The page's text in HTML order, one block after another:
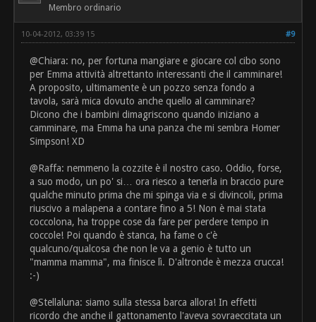
Membro ordinario
#9
10-04-2012, 03:39 15
@Chiara: no, per fortuna mangiare e giocare col cibo sono
per Emma attività altrettanto interessanti che il camminare!
A proposito, ultimamente è un pozzo senza fondo a
tavola, sarà mica dovuto anche quello al camminare?
Dicono che i bambini dimagriscono quando iniziano a
camminare, ma Emma ha una panza che mi sembra Homer
Simpson! XD
@Raffa: nemmeno la cozzite è il nostro caso. Oddio, forse,
a suo modo, un po' si… ora riesco a tenerla in braccio pure
qualche minuto prima che mi spinga via e si divincoli, prima
riuscivo a malapena a contare fino a 5! Non è mai stata
coccolona, ha troppe cose da fare per perdere tempo in
coccole! Poi quando è stanca, ha fame o c'è
qualcuno/qualcosa che non le va a genio è tutto un
"mamma mamma", ma finisce lì. D'altronde è mezza crucca!
:-)
@Stellaluna: siamo sulla stessa barca allora! In effetti
ricordo che anche il gattonamento l'aveva sovraeccitata un